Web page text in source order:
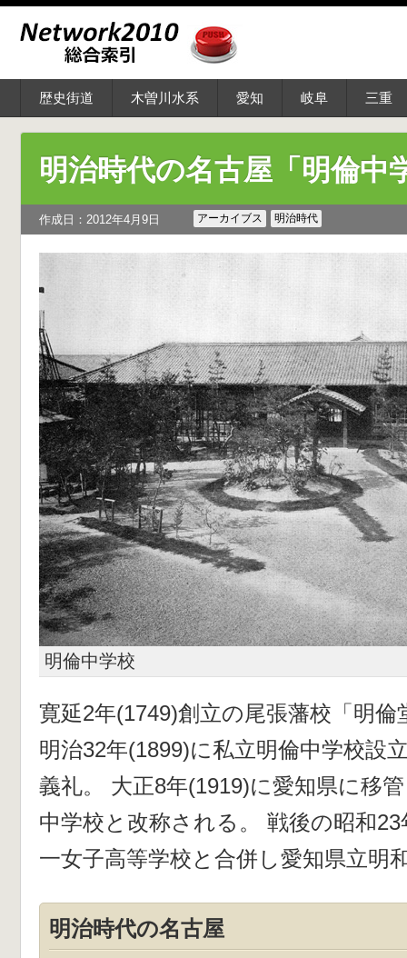
歴史街道 木曽川水系 愛知 岐阜 三重
明治時代の名古屋「明倫中
作成日：2012年4月9日 アーカイブス 明治時代
明倫中学校
寛延2年(1749)創立の尾張藩校「明
明治32年(1899)に私立明倫中学校設
義礼。 大正8年(1919)に愛知県に移
中学校と改称される。 戦後の昭和
一女子高等学校と合併し愛知県立明
明治時代の名古屋